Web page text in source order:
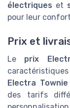
électriques et
pour leur
Prix et
Le prix
Electra Townie
des tarifs